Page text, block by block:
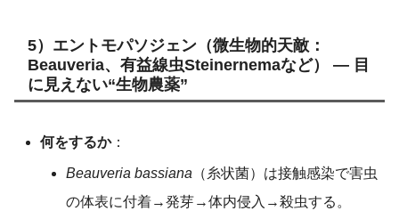
5）エントモパソジェン（微生物的天敵：
Beauveria、有益線虫Steinernemaなど） — 目
に見えない“生物農薬”
何をするか：
Beauveria bassiana （糸状菌）は接触感染で害虫
の体表に付着→発芽→体内侵入→殺虫する。